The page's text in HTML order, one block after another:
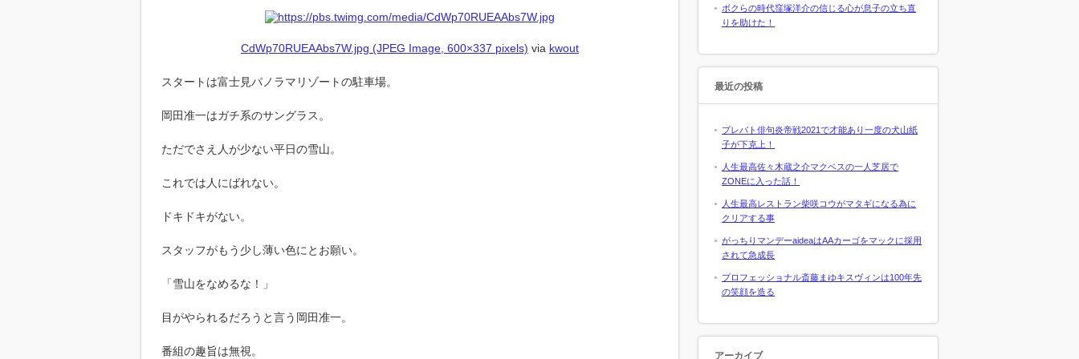
CdWp70RUEAAbs7W.jpg (JPEG Image, 600×337 pixels) via kwout
スタートは富士見パノラマリゾートの駐車場。
岡田准一はガチ系のサングラス。
ただでさえ人が少ない平日の雪山。
これでは人にばれない。
ドキドキがない。
スタッフがもう少し薄い色にとお願い。
「雪山をなめるな！」
目がやられるだろうと言う岡田准一。
番組の趣旨は無視。
ボクらの時代窪塚洋介の信じる心が息子の立ち直
りを助けた！
最近の投稿
プレバト俳句炎帝戦2021で才能あり一度の犬山紙
子が下克上！
人生最高佐々木蔵之介マクベスの一人芝居で
ZONEに入った話！
人生最高レストラン柴咲コウがマタギになる為に
クリアする事
がっちりマンデーaideaはAAカーゴをマックに採用
されて急成長
プロフェッショナル斎藤まゆキスヴィンは100年先
の笑顔を造る
アーカイブ